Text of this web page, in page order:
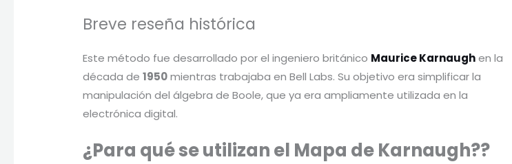
Breve reseña histórica
Este método fue desarrollado por el ingeniero británico Maurice Karnaughen la
década de1950mientras trabajaba en Bell Labs. Su objetivo era simplificar la
manipulación del álgebra de Boole, que ya era ampliamente utilizada en la
electrónica digital.
¿Para qué se utilizan el Mapa de Karnaugh??